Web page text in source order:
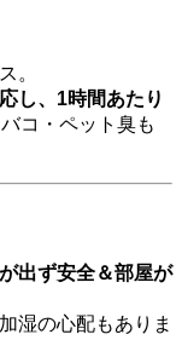
。
し、1時間あたり
コ・ペット臭も
出ず安全＆部屋が
湿の心配もありま